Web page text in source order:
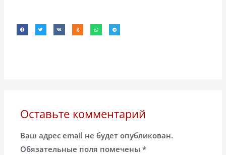
Оставьте комментарий
Ваш адрес email не будет опубликован.
Обязательные поля помечены*